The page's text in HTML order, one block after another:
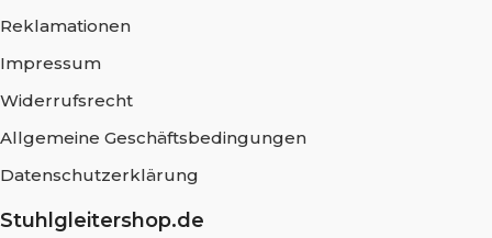
Reklamationen
Impressum
Widerrufsrecht
Allgemeine Geschäftsbedingungen
Datenschutzerklärung
Stuhlgleitershop.de